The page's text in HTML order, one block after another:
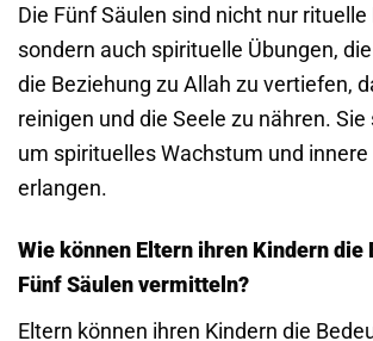
Die Fünf Säulen sind nicht nur
sondern auch spirituelle Übungen,
die Beziehung zu Allah zu vertiefen,
reinigen und die Seele zu nähren. Sie
um spirituelles Wachstum und innere
erlangen.
Wie können Eltern ihren Kindern die
Fünf Säulen vermitteln?
Eltern können ihren Kindern die